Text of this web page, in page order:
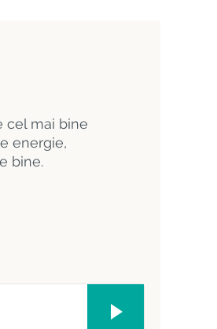
cel mai bine
energie,
bine.